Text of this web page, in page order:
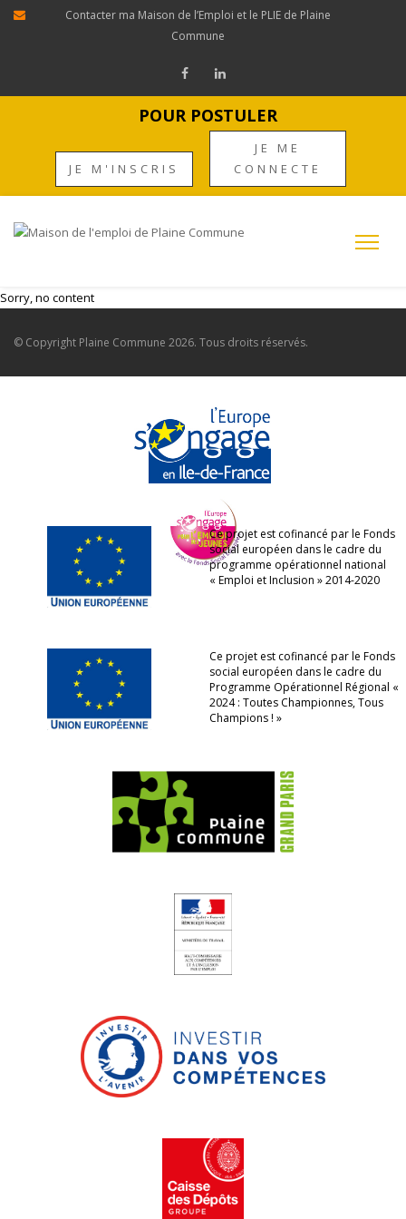
Contacter ma Maison de l’Emploi et le PLIE de Plaine
Commune
POUR POSTULER
JE M'INSCRIS
JE ME
CONNECTE
Sorry, no content
© Copyright Plaine Commune 2026. Tous droits réservés.
Ce projet est cofinancé par le Fonds
social européen dans le cadre du
programme opérationnel national
« Emploi et Inclusion » 2014-2020
Ce projet est cofinancé par le Fonds
social européen dans le cadre du
Programme Opérationnel Régional «
2024 : Toutes Championnes, Tous
Champions ! »